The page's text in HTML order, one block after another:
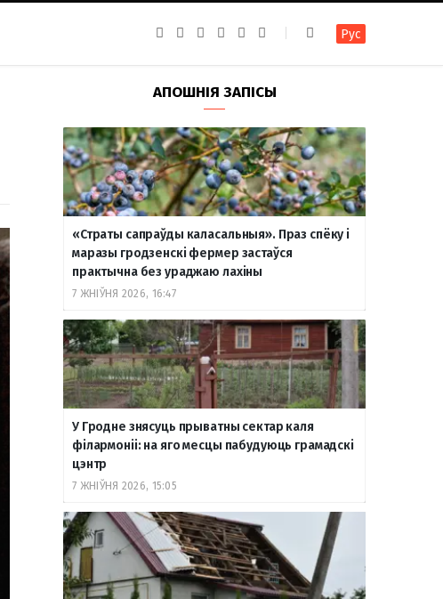
b
o
k
a
g
a
m
g
r
a
m
u
b
т
а
т
е
Рус
АПОШНІЯ ЗАПІСЫ
«Страты сапраўды каласальныя». Праз спёку і
маразы гродзенскі фермер застаўся
практычна без ураджаю лахіны
7 ЖНІЎНЯ 2026, 16:47
У Гродне знясуць прыватны сектар каля
філармоніі: на яго месцы пабудуюць грамадскі
цэнтр
7 ЖНІЎНЯ 2026, 15:05